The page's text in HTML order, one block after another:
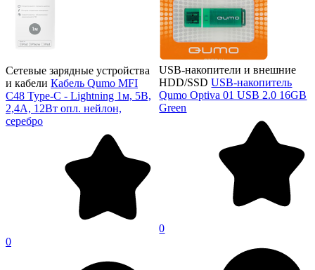
Сетевые зарядные устройства
и кабели Кабель Qumo MFI
С48 Type-С - Lightning 1м, 5В,
2,4A, 12Вт опл. нейлон,
серебро
0
USB-накопители и внешние
HDD/SSD USB-накопитель
Qumo Optiva 01 USB 2.0 16GB
Green
0